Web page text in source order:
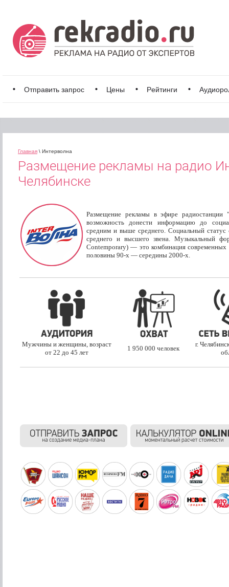
Отправить запрос Цены Рейтинги
Главная \ Интерволна
Размещение рекламы на радио
Челябинске
Размещение рекламы в эфире радиостанции
возможность донести информацию до
средним и выше среднего. Социальный статус
среднего и высшего звена. Музыкальный
Contemporary) — это комбинация
половины 90-х — середины 2000-х.
Мужчины и женщины, возраст
от 22 до 45 лет
1 950 000 человек
г.